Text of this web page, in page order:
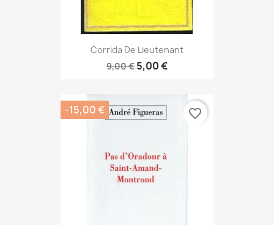
Corrida De Lieutenant
9,00 € 5,00 €
-15,00 € favorite_border